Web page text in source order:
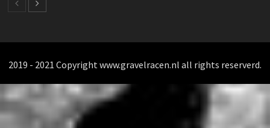
2019 - 2021 Copyright www.gravelracen.nl all rights reserverd.